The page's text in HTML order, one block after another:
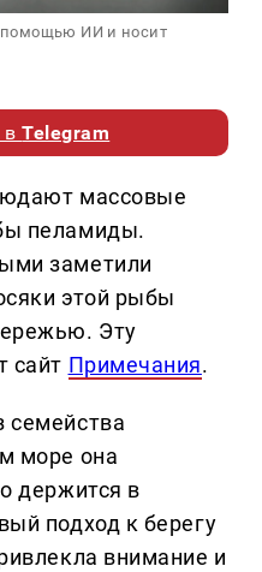
помощью ИИ и носит
вTelegram
массовые
пеламиды.
заметили
этой рыбы
Эту
сайт Примечания.
море она
держится в
подход к берегу
внимание и